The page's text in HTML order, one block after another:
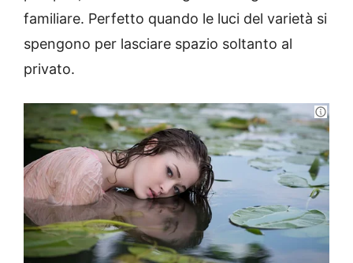
familiare. Perfetto quando le luci del varietà si
spengono per lasciare spazio soltanto al
privato.